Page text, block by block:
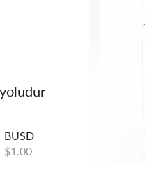
BUSD
$1.00